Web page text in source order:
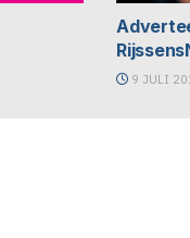
9 JULI